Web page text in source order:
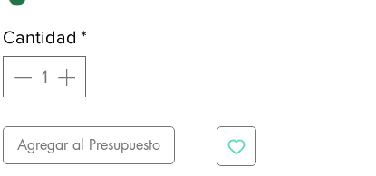
Cantidad *
Agregar al Presupuesto